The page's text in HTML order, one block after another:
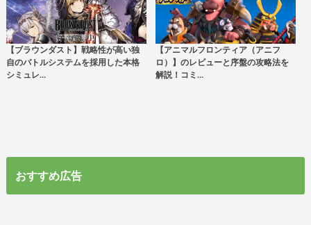
【ブラウンダスト】戦略性が高い独
自のバトルシステムを採用した本格
シミュレ…
【アニマルフロンティア（アニフ
ロ）】のレビューと序盤の攻略法を
解説！コミ…
おすすめ広告